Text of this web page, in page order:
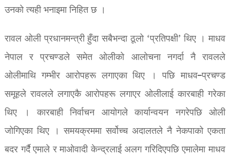
उनको त्यही भनाइमा निहित छ ।
रावल ओली प्रधानमन्त्री हुँदा सबैभन्दा ठूलो ‘प्रतिपक्षी’ थिए । माधव
नेपाल र प्रचण्डले समेत ओलीको आलोचना नगर्दा नै रावलले
ओलीमाथि गम्भीर आरोपहरू लगाएका थिए । पछि माधव–प्रचण्ड
समूहले रावलले लगाएकै आरोपहरू लगाएर ओलीलाई कारबाही गरेका
थिए । कारबाही निर्वाचन आयोगले कार्यान्वयन नगरेपछि ओली
जोगिएका थिए । समयक्रममा सर्वोच्च अदालतले नै नेकपाको एकता
बदर गर्दै एमाले र माओवादी केन्द्रलाई अलग गरिदिएपछि एमालेमा माधव